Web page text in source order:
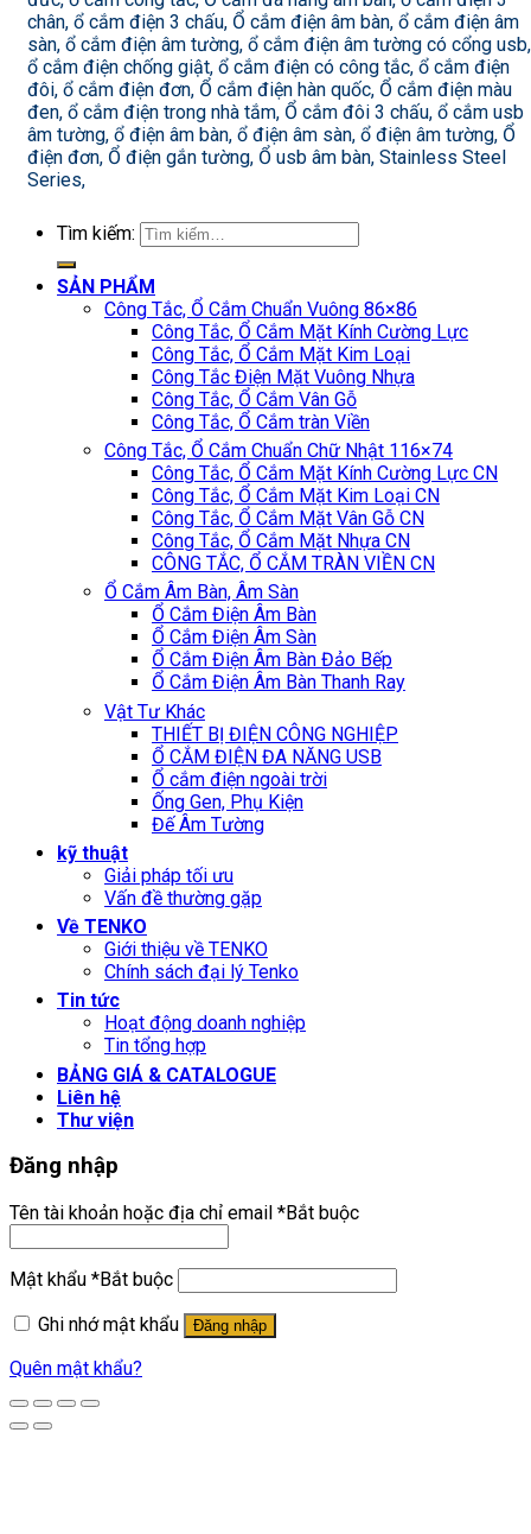
chân, ổ cắm điện 3 chấu, Ổ cắm điện âm bàn, ổ cắm điện âm
sàn, ổ cắm điện âm tường, ổ cắm điện âm tường có cổng usb,
ổ cắm điện chống giật, ổ cắm điện có công tắc, ổ cắm điện
đôi, ổ cắm điện đơn, Ổ cắm điện hàn quốc, Ổ cắm điện màu
đen, ổ cắm điện trong nhà tắm, Ổ cắm đôi 3 chấu, ổ cắm usb
âm tường, ổ điện âm bàn, ổ điện âm sàn, ổ điện âm tường, Ổ
điện đơn, Ổ điện gắn tường, Ổ usb âm bàn, Stainless Steel
Series,
Tìm kiếm:
SẢN PHẨM
Công Tắc, Ổ Cắm Chuẩn Vuông 86×86
Công Tắc, Ổ Cắm Mặt Kính Cường Lực
Công Tắc, Ổ Cắm Mặt Kim Loại
Công Tắc Điện Mặt Vuông Nhựa
Công Tắc, Ổ Cắm Vân Gỗ
Công Tắc, Ổ Cắm tràn Viền
Công Tắc, Ổ Cắm Chuẩn Chữ Nhật 116×74
Công Tắc, Ổ Cắm Mặt Kính Cường Lực CN
Công Tắc, Ổ Cắm Mặt Kim Loại CN
Công Tắc, Ổ Cắm Mặt Vân Gỗ CN
Công Tắc, Ổ Cắm Mặt Nhựa CN
CÔNG TẮC, Ổ CẮM TRÀN VIỀN CN
Ổ Cắm Âm Bàn, Âm Sàn
Ổ Cắm Điện Âm Bàn
Ổ Cắm Điện Âm Sàn
Ổ Cắm Điện Âm Bàn Đảo Bếp
Ổ Cắm Điện Âm Bàn Thanh Ray
Vật Tư Khác
THIẾT BỊ ĐIỆN CÔNG NGHIỆP
Ổ CẮM ĐIỆN ĐA NĂNG USB
Ổ cắm điện ngoài trời
Ống Gen, Phụ Kiện
Đế Âm Tường
kỹ thuật
Giải pháp tối ưu
Vấn đề thường gặp
Về TENKO
Giới thiệu về TENKO
Chính sách đại lý Tenko
Tin tức
Hoạt động doanh nghiệp
Tin tổng hợp
BẢNG GIÁ & CATALOGUE
Liên hệ
Thư viện
Đăng nhập
Tên tài khoản hoặc địa chỉ email *Bắt buộc
Mật khẩu *Bắt buộc
Ghi nhớ mật khẩu
Đăng nhập
Quên mật khẩu?